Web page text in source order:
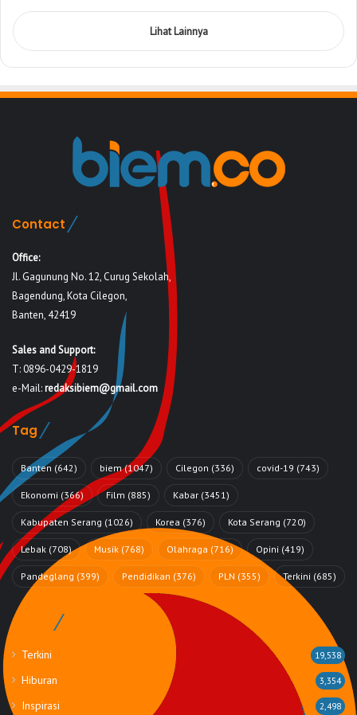
Lihat Lainnya
Contact
Office:
Jl. Gagunung No. 12, Curug Sekolah,
Bagendung, Kota Cilegon,
Banten, 42419
Sales and Support:
T: 0896-0429-1819
e-Mail:redaksibiem@gmail.com
Tag
Banten (642) biem(1047) Cilegon (336) covid-19 (743)
Ekonomi (366) Film (885) Kabar (3451)
Kabupaten Serang (1026) Korea (376) Kota Serang (720)
Lebak (708) Musik (768) Olahraga (716) Opini (419)
Pandeglang (399) Pendidikan (376) PLN (355) Terkini (685)
Rubrik
Terkini 19,538
Hiburan 3,354
Inspirasi 2,498